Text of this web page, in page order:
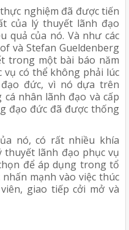
nghiệm đã được tiến
của lý thuyết lãnh đạo
quả của nó. Và như các
và Stefan Gueldenberg
trong một bài báo năm
vụ có thể không phải lúc
đức, vì nó dựa trên
nhân lãnh đạo và cấp
đạo đức đã được thống
nó, có rất nhiều khía
thuyết lãnh đạo phục vụ
để áp dụng trong tổ
mạnh vào việc thúc
giao tiếp cởi mở và